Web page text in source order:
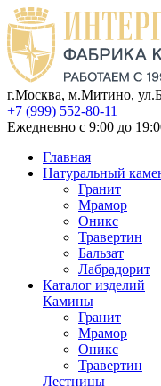
г.Москва, м.Митино,
+7 (999) 552-80-11
Ежедневно с 9:00 до
Главная
Натуральный
Гранит
Мрамор
Оникс
Травертин
Бальзат
Лабрадорит
Каталог изделий
Камины
Гранит
Мрамор
Оникс
Травертин
Лестницы